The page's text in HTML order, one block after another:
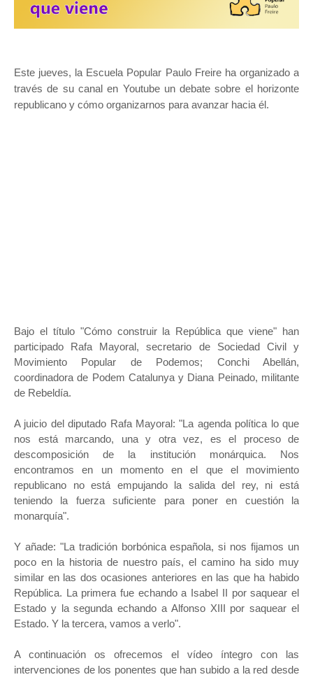
Este jueves, la Escuela Popular Paulo Freire ha organizado a
través de su canal en Youtube un debate sobre el horizonte
republicano y cómo organizarnos para avanzar hacia él.
Bajo el título "Cómo construir la República que viene" han
participado Rafa Mayoral, secretario de Sociedad Civil y
Movimiento Popular de Podemos; Conchi Abellán,
coordinadora de Podem Catalunya y Diana Peinado, militante
de Rebeldía.
A juicio del diputado Rafa Mayoral: "La agenda política lo que
nos está marcando, una y otra vez, es el proceso de
descomposición de la institución monárquica. Nos
encontramos en un momento en el que el movimiento
republicano no está empujando la salida del rey, ni está
teniendo la fuerza suficiente para poner en cuestión la
monarquía".
Y añade: "La tradición borbónica española, si nos fijamos un
poco en la historia de nuestro país, el camino ha sido muy
similar en las dos ocasiones anteriores en las que ha habido
República. La primera fue echando a Isabel II por saquear el
Estado y la segunda echando a Alfonso XIII por saquear el
Estado. Y la tercera, vamos a verlo".
A continuación os ofrecemos el vídeo íntegro con las
intervenciones de los ponentes que han subido a la red desde